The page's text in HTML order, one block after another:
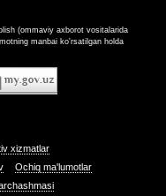
(ommaviy axborot vositalarida
manbai ko'rsatilgan holda
xizmatlar
Ochiq ma'lumotlar